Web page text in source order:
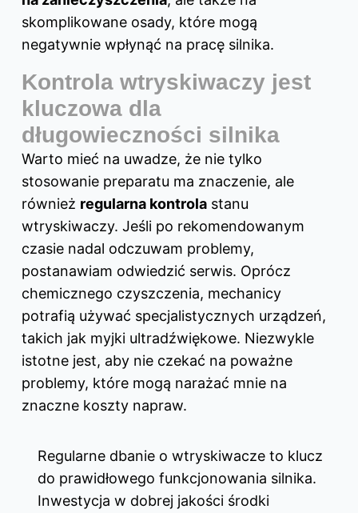
skomplikowane osady, które mogą
negatywnie wpłynąć na pracę silnika.
Kontrola wtryskiwaczy jest
kluczowa dla
długowieczności silnika
Warto mieć na uwadze, że nie tylko
stosowanie preparatu ma znaczenie, ale
również regularna kontrola stanu
wtryskiwaczy. Jeśli po rekomendowanym
czasie nadal odczuwam problemy,
postanawiam odwiedzić serwis. Oprócz
chemicznego czyszczenia, mechanicy
potrafią używać specjalistycznych urządzeń,
takich jak myjki ultradźwiękowe. Niezwykle
istotne jest, aby nie czekać na poważne
problemy, które mogą narażać mnie na
znaczne koszty napraw.
Regularne dbanie o wtryskiwacze to klucz
do prawidłowego funkcjonowania silnika.
Inwestycja w dobrej jakości środki